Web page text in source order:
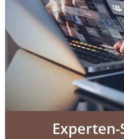
Experten-